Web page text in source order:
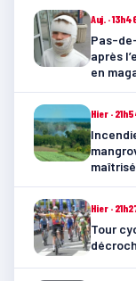
Auj. ·
Pas-
après
en
Hier ·
maîtrisé
Hier ·
Tour